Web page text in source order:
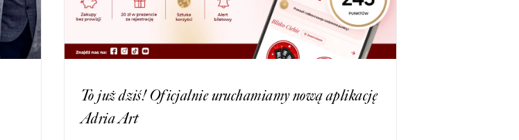
To już dziś! Oficjalnie uruchamiamy nową aplikację
Adria Art